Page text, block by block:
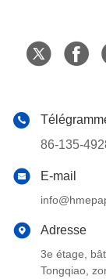
86-135-
E-mail
Adresse
3e étage,
Tongqiao,